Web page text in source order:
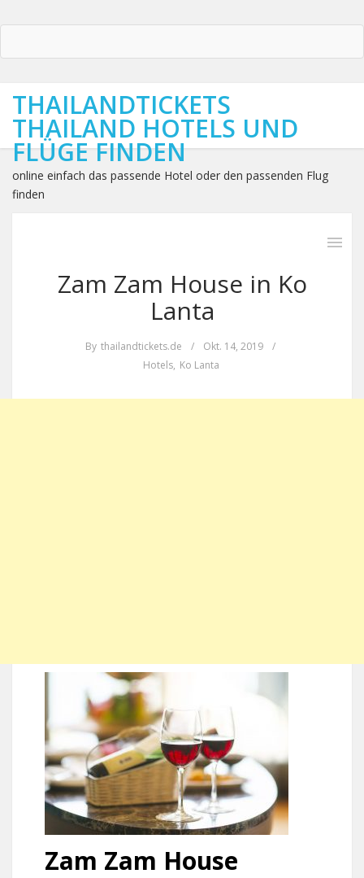
THAILANDTICKETS
THAILAND HOTELS UND
FLÜGE FINDEN
online einfach das passende Hotel oder den passenden Flug
finden
Zam Zam House in Ko
Lanta
By thailandtickets.de / Okt. 14, 2019
/
Hotels, Ko Lanta
Zam Zam House